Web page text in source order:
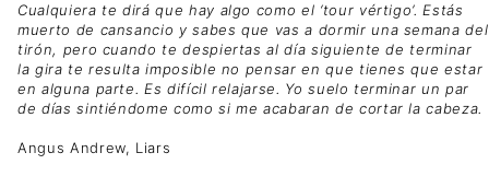
Cualquiera te dirá que hay algo como el ‘tour vértigo’. Estás
muerto de cansancio y sabes que vas a dormir una semana del
tirón, pero cuando te despiertas al día siguiente de terminar
la gira te resulta imposible no pensar en que tienes que estar
en alguna parte. Es difícil relajarse. Yo suelo terminar un par
de días sintiéndome como si me acabaran de cortar la cabeza.
Angus Andrew, Liars